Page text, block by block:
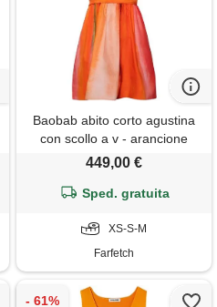
Baobab abito corto agustina
con scollo a v - arancione
449,00 €
Sped. gratuita
XS-S-M
Farfetch